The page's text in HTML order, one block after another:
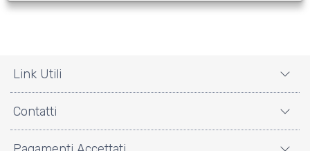
Link Utili
Contatti